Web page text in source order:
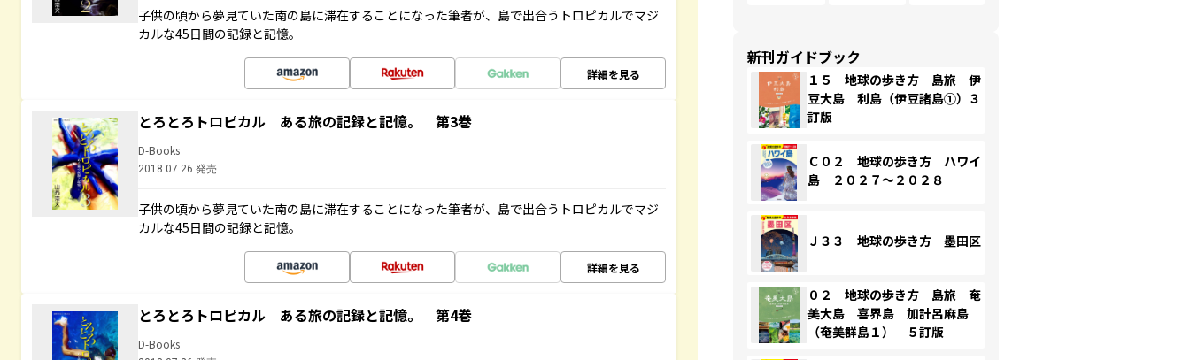
子供の頃から夢見ていた南の島に滞在することになった筆者が、島で出合うトロピカルでマジ
カルな45日間の記録と記憶。
詳細を見る
とろとろトロピカル ある旅の記録と記憶。 第3巻
D-Books
2018.07.26 発売
子供の頃から夢見ていた南の島に滞在することになった筆者が、島で出合うトロピカルでマジ
カルな45日間の記録と記憶。
詳細を見る
とろとろトロピカル ある旅の記録と記憶。 第4巻
D-Books
新刊ガイドブック
１５ 地球の歩き方 島旅 伊
豆大島 利島（伊豆諸島①）３
訂版
Ｃ０２ 地球の歩き方 ハワイ
島 ２０２７～２０２８
Ｊ３３ 地球の歩き方 墨田区
０２ 地球の歩き方 島旅 奄
美大島 喜界島 加計呂麻島
（奄美群島１） ５訂版